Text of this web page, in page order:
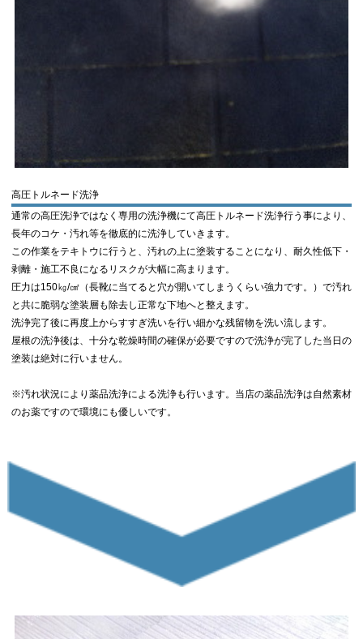
高圧トルネード洗浄
通常の高圧洗浄ではなく専用の洗浄機にて高圧トルネード洗浄行う事により、
長年のコケ・汚れ等を徹底的に洗浄していきます。
この作業をテキトウに行うと、汚れの上に塗装することになり、耐久性低下・
剥離・施工不良になるリスクが大幅に高まります。
圧力は150㎏/㎠（長靴に当てると穴が開いてしまうくらい強力です。）で汚れ
と共に脆弱な塗装層も除去し正常な下地へと整えます。
洗浄完了後に再度上からすすぎ洗いを行い細かな残留物を洗い流します。
屋根の洗浄後は、十分な乾燥時間の確保が必要ですので洗浄が完了した当日の
塗装は絶対に行いません。
※汚れ状況により薬品洗浄による洗浄も行います。当店の薬品洗浄は自然素材
のお薬ですので環境にも優しいです。